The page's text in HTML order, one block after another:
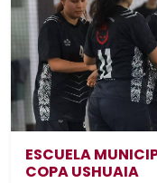
ESCUELA
COPA USHUAIA